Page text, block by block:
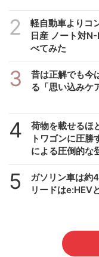
2
軽自動車よりコ
日産 ノート対
べてみた
3
昔は正解でも
る「思い込みケ
4
荷物を載せるほ
トワゴンに圧勝
による圧倒的な
5
ガソリン車は
リードはe:HEV